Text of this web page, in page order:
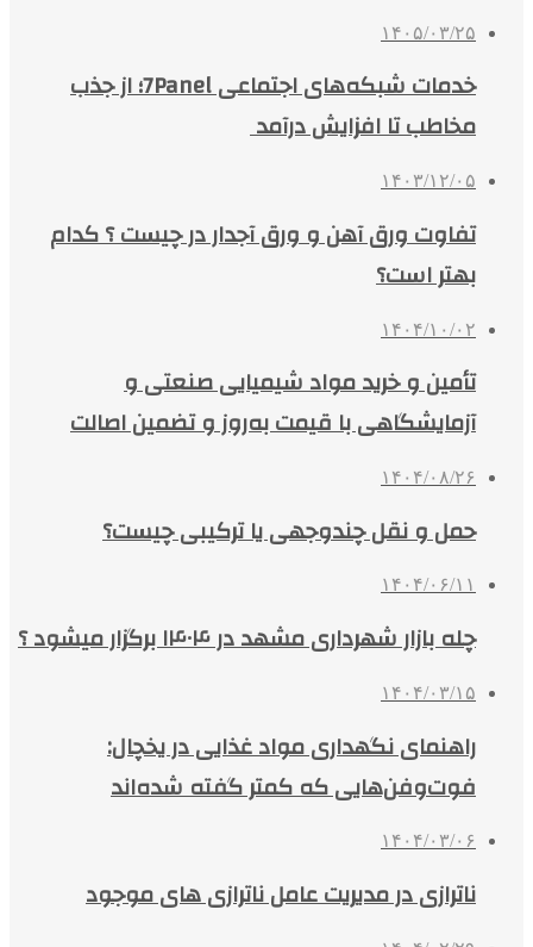
۱۴۰۵/۰۳/۲۵
خدمات شبکه‌های اجتماعی 7Panel؛ از جذب
مخاطب تا افزایش درآمد
۱۴۰۳/۱۲/۰۵
تفاوت ورق آهن و ورق آجدار در چیست ؟ کدام
بهتر است؟
۱۴۰۴/۱۰/۰۲
تأمین و خرید مواد شیمیایی صنعتی و
آزمایشگاهی با قیمت به‌روز و تضمین اصالت
۱۴۰۴/۰۸/۲۶
حمل و نقل چندوجهی یا ترکیبی چیست؟
۱۴۰۴/۰۶/۱۱
چله بازار شهرداری مشهد در ۱۴۰۴ برگزار میشود ؟
۱۴۰۴/۰۳/۱۵
راهنمای نگهداری مواد غذایی در یخچال:
فوت‌وفن‌هایی که کمتر گفته شده‌اند
۱۴۰۴/۰۳/۰۶
ناترازی در مدیریت عامل ناترازی های موجود